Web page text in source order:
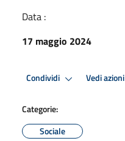
Data :
17 maggio 2024
Condividi Vedi azioni
Categorie:
Sociale